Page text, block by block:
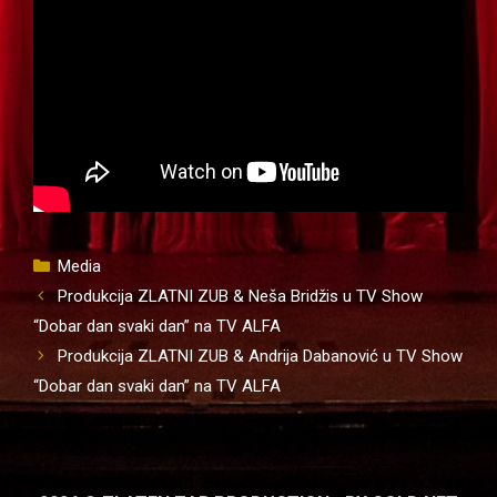
Kategorije
Media
Produkcija ZLATNI ZUB & Neša Bridžis u TV Show
“Dobar dan svaki dan” na TV ALFA
Produkcija ZLATNI ZUB & Andrija Dabanović u TV Show
“Dobar dan svaki dan” na TV ALFA